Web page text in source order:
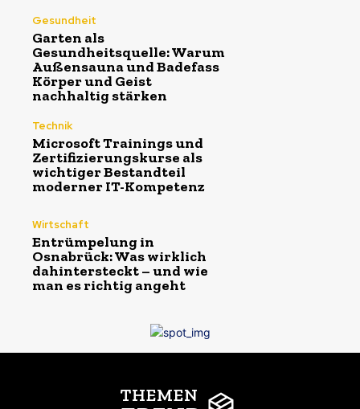
Gesundheit
Garten als
Gesundheitsquelle: Warum
Außensauna und Badefass
Körper und Geist
nachhaltig stärken
Technik
Microsoft Trainings und
Zertifizierungskurse als
wichtiger Bestandteil
moderner IT-Kompetenz
Wirtschaft
Entrümpelung in
Osnabrück: Was wirklich
dahintersteckt – und wie
man es richtig angeht
THEMEN